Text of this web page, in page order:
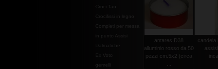
Croci Tau
Crocifissi in legno
Completi per messa
in punto Assisi
Dalmatiche
Ex Voto
gemelli
antares D38
alluminio rosso da 50
pezzi cm.5x2 (circa
candela